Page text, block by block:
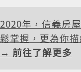
2020年，信義房
鬆掌握，更為你
→ 前往了解更多